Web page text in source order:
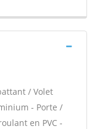
/ Volet
- Porte /
en PVC -